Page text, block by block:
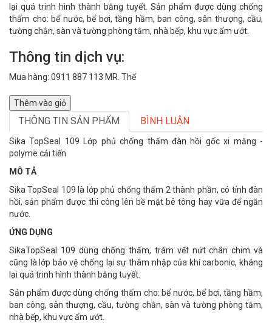
lại quá trinh hình thành băng tuyết. Sản phẩm được dùng chống
thấm cho: bể nước, bể bơi, tầng hầm, ban công, sân thượng, cầu,
tường chắn, sàn và tường phòng tắm, nhà bếp, khu vực ẩm ướt.
Thông tin dịch vụ:
Mua hàng: 0911 887 113 MR. Thể
Thêm vào giỏ
THÔNG TIN SẢN PHẨM BÌNH LUẬN
Sika TopSeal 109 Lớp phủ chống thấm đàn hồi gốc xi măng -
polyme cải tiến
MÔ TẢ
Sika TopSeal 109 là lớp phủ chống thấm 2 thành phần, có tính đàn
hồi, sản phẩm được thi công lên bề mặt bê tông hay vữa để ngăn
nước.
ỨNG DỤNG
SikaTopSeal 109 dùng chống thấm, trám vết nứt chân chim và
cũng là lớp bảo vệ chống lại sự thâm nhập của khí carbonic, kháng
lại quá trinh hình thành băng tuyết.
Sản phẩm được dùng chống thấm cho: bể nước, bể bơi, tầng hầm,
ban công, sân thượng, cầu, tường chắn, sàn và tường phòng tắm,
nhà bếp, khu vực ẩm ướt.